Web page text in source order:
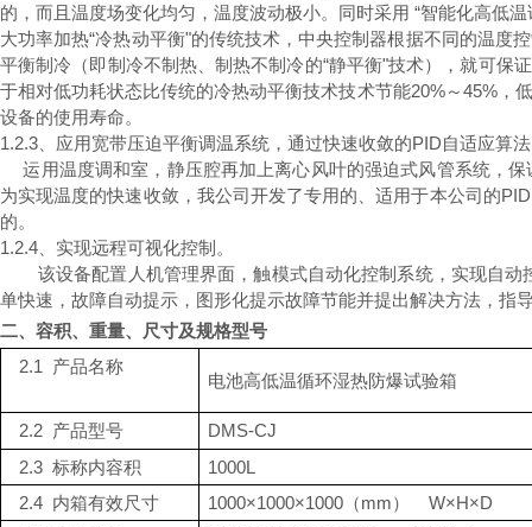
的，而且温度场变化均匀，温度波动极小。同时采用 “智能化高低
大功率加热“冷热动平衡"的传统技术，中央控制器根据不同的温
平衡制冷（即制冷不制热、制热不制冷的“静平衡"技术），就可保
于相对低功耗状态比传统的冷热动平衡技术技术节能20%～45%
设备的使用寿命。
1.2.3、应用宽带压迫平衡调温系统，通过快速收敛的PID自适应算
运用温度调和室，静压腔再加上离心风叶的强迫式风管系统，
为实现温度的快速收敛，我公司开发了专用的、适用于本公司的
的。
1.2.4、实现远程可视化控制。
该设备配置人机管理界面，触模式自动化控制系统，实现自动
单快速，故障自动提示，图形化提示故障节能并提出解决方法，指
二、容积、重量、尺寸及规格型号
2.1
产品名称
电池高低温循环湿热防爆试验箱
2.2 产品型号
DMS-CJ
2.3 标称内容积
1000L
2.4 内箱有效尺寸 1000×1000×1000（mm） W×H×D